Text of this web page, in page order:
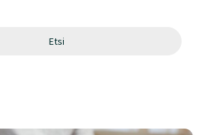
Etsi